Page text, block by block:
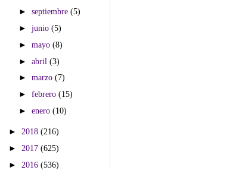
►septiembre(5)
►junio(5)
►mayo(8)
►abril(3)
►marzo(7)
►febrero(15)
►enero(10)
► 2018 (216)
► 2017 (625)
► 2016 (536)